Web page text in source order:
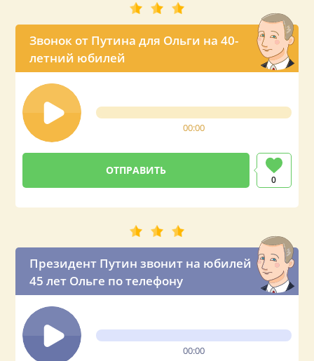
Звонок от Путина для Ольги на 40-
летний юбилей
00:00
0
Президент Путин звонит на юбилей
45 лет Ольге по телефону
00:00